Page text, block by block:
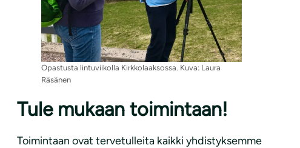
Opastusta lintuviikolla Kirkkolaaksossa. Kuva: Laura
Räsänen
Tule mukaan toimintaan!
Toimintaan ovat tervetulleita kaikki yhdistyksemme